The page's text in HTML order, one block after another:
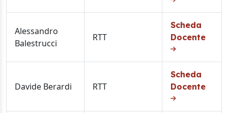
Alessandro
Balestrucci
RTT
Scheda
Docente
Davide Berardi RTT
Scheda
Docente